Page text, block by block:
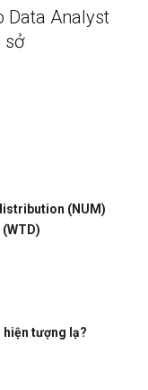
Data Analyst
sở
(NUM)
tượng lạ?